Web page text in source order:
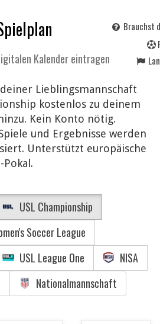
Kalender eintragen
Brauchst
Lieblingsmannschaft
kostenlos zu deinem
Kein Konto nötig.
und Ergebnisse werden
Unterstützt europäische
Pokal.
USL Championship
Soccer League
USL League One
NISA
Nationalmannschaft